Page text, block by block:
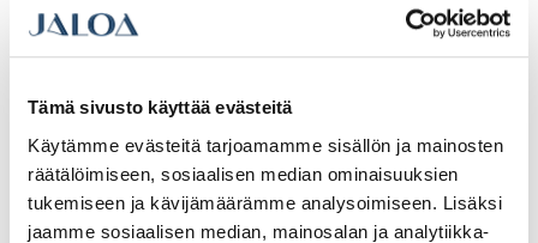
Tämä sivusto käyttää evästeitä
Käytämme evästeitä tarjoamamme sisällön ja mainosten
räätälöimiseen, sosiaalisen median ominaisuuksien
tukemiseen ja kävijämäärämme analysoimiseen. Lisäksi
jaamme sosiaalisen median, mainosalan ja analytiikka-
Hiekoitusastia Inora 150L, harmaa